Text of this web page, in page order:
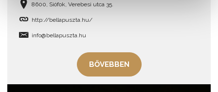
8600, Siófok, Verebesi utca 35.
http://bellapuszta.hu/
info@bellapuszta.hu
BŐVEBBEN